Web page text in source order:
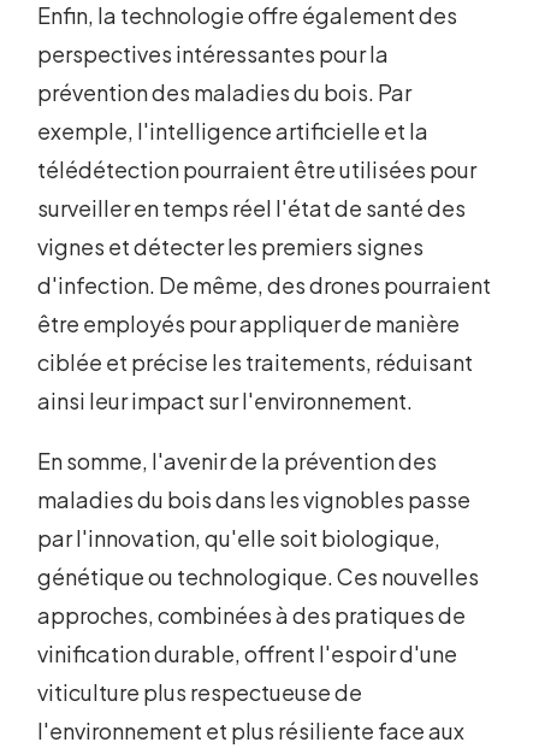
Enfin, la technologie offre également des
perspectives intéressantes pour la
prévention des maladies du bois. Par
exemple, l'intelligence artificielle et la
télédétection pourraient être utilisées pour
surveiller en temps réel l'état de santé des
vignes et détecter les premiers signes
d'infection. De même, des drones pourraient
être employés pour appliquer de manière
ciblée et précise les traitements, réduisant
ainsi leur impact sur l'environnement.
En somme, l'avenir de la prévention des
maladies du bois dans les vignobles passe
par l'innovation, qu'elle soit biologique,
génétique ou technologique. Ces nouvelles
approches, combinées à des pratiques de
vinification durable, offrent l'espoir d'une
viticulture plus respectueuse de
l'environnement et plus résiliente face aux